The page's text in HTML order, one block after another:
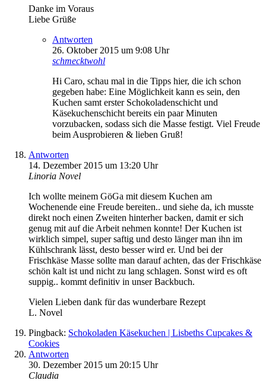
Danke im Voraus
Liebe Grüße
Antworten
26. Oktober 2015 um 9:08 Uhr
schmecktwohl
Hi Caro, schau mal in die Tipps hier, die ich schon
gegeben habe: Eine Möglichkeit kann es sein, den
Kuchen samt erster Schokoladenschicht und
Käsekuchenschicht bereits ein paar Minuten
vorzubacken, sodass sich die Masse festigt. Viel Freude
beim Ausprobieren & lieben Gruß!
Antworten
14. Dezember 2015 um 13:20 Uhr
Linoria Novel
Ich wollte meinem GöGa mit diesem Kuchen am
Wochenende eine Freude bereiten.. und siehe da, ich musste
direkt noch einen Zweiten hinterher backen, damit er sich
genug mit auf die Arbeit nehmen konnte! Der Kuchen ist
wirklich simpel, super saftig und desto länger man ihn im
Kühlschrank lässt, desto besser wird er. Und bei der
Frischkäse Masse sollte man darauf achten, das der Frischkäse
schön kalt ist und nicht zu lang schlagen. Sonst wird es oft
suppig.. kommt definitiv in unser Backbuch.
Vielen Lieben dank für das wunderbare Rezept
L. Novel
Pingback: Schokoladen Käsekuchen | Lisbeths Cupcakes &
Cookies
Antworten
30. Dezember 2015 um 20:15 Uhr
Claudia